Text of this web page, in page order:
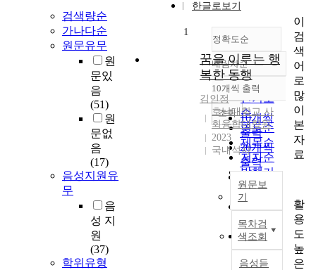
검색량순
가나다순
원문유무
원
문있
음
(51)
원
문없
음
(17)
음성지원유
무
음
성 지
원
(37)
학위유형
한글로보기
정확도순
정확도
순
인기도
순
연도순
제목순
저자순
발행기
관순
내림차순
내림차순
10개씩 출력
10개씩
출력
20개씩
출력
30개씩
출력
50개씩
출력
100개씩
출력
조회
1
꿈을 이루는 행
복한 동행
김인정
호남대학교 사
회융합대학원
2023
국내석사
원문보
기
목차검
색조회
음성듣
이
검
색
어
로
많
이
본
자
료
활
용
도
높
은